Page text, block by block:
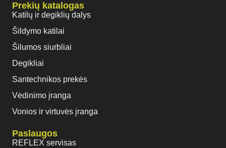
Prekių katalogas
Katilų ir degiklių dalys
Šildymo katilai
Šilumos siurbliai
Degikliai
Santechnikos prekės
Vėdinimo įranga
Vonios ir virtuvės įranga
Paslaugos
REFLEX servisas